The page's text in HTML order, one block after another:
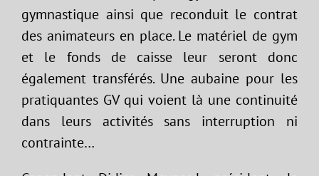
gymnastique ainsi que reconduit le contrat
des animateurs en place. Le matériel de gym
et le fonds de caisse leur seront donc
également transférés. Une aubaine pour les
pratiquantes GV qui voient là une continuité
dans leurs activités sans interruption ni
contrainte…